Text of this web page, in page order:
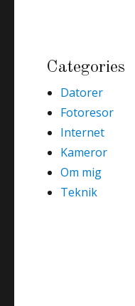
Categories
Datorer
Fotoresor
Internet
Kameror
Om mig
Teknik